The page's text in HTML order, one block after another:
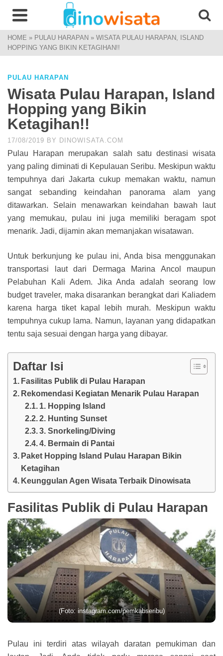
HOME » PULAU HARAPAN » WISATA PULAU HARAPAN, ISLAND
HOPPING YANG BIKIN KETAGIHAN!!
PULAU HARAPAN
Wisata Pulau Harapan, Island
Hopping yang Bikin
Ketagihan!!
17/08/2019 BY DINOWISATA.COM
Pulau Harapan merupakan salah satu destinasi wisata
yang paling diminati di Kepulauan Seribu. Meskipun waktu
tempuhnya dari Jakarta cukup memakan waktu, namun
sangat sebanding keindahan panorama alam yang
ditawarkan. Selain menawarkan keindahan bawah laut
yang memukau, pulau ini juga memiliki beragam spot
menarik. Jadi, dijamin akan memanjakan wisatawan.
Untuk berkunjung ke pulau ini, Anda bisa menggunakan
transportasi laut dari Dermaga Marina Ancol maupun
Pelabuhan Kali Adem. Jika Anda adalah seorang low
budget traveler, maka disarankan berangkat dari Kaliadem
karena harga tiket kapal lebih murah. Meskipun waktu
tempuhnya cukup lama. Namun, layanan yang didapatkan
tentu saja sesuai dengan harga yang dibayar.
Daftar Isi
Fasilitas Publik di Pulau Harapan
Rekomendasi Kegiatan Menarik Pulau Harapan
1. Hopping Island
2. Hunting Sunset
3. Snorkeling/Diving
4. Bermain di Pantai
Paket Hopping Island Pulau Harapan Bikin
Ketagihan
Keunggulan Agen Wisata Terbaik Dinowisata
Fasilitas Publik di Pulau Harapan
(Foto: instagram.com/pemkabseribu)
Pulau ini terdiri atas wilayah daratan pemukiman dan